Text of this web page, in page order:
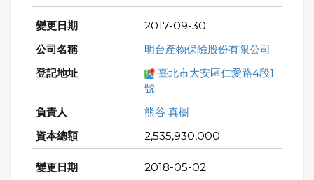
2017-09-30
明台產物保險股份有限公司
臺北市大安區仁愛路4段1
號
熊谷 真樹
2,535,930,000
2018-05-02